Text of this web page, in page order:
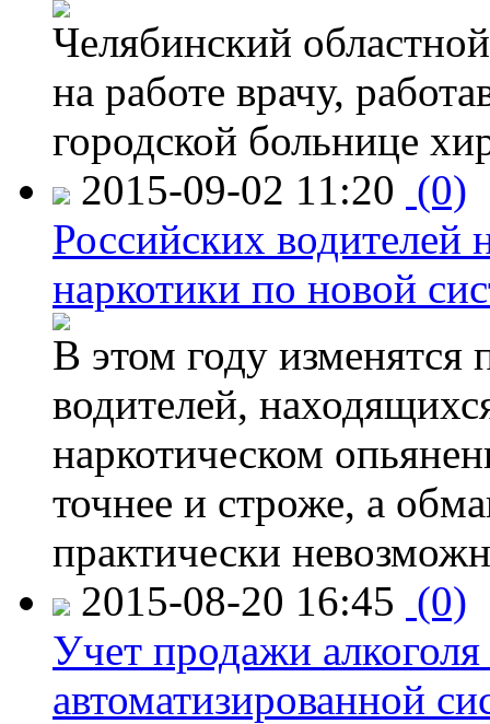
Челябинский
на работе врачу,
городской больнице
2015-09-02 11:20 (0)
Российских водителей
наркотики по новой
В этом году изменятся
водителей,
наркотическом
точнее и строже, а
практически
2015-08-20 16:45 (0)
Учет продажи
автоматизированной